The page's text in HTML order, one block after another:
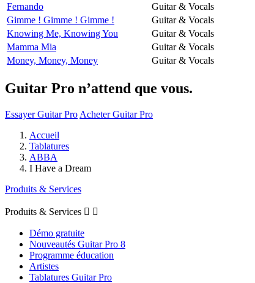
Fernando
Guitar & Vocals
Gimme ! Gimme ! Gimme !
Guitar & Vocals
Knowing Me, Knowing You
Guitar & Vocals
Mamma Mia
Guitar & Vocals
Money, Money, Money
Guitar & Vocals
Guitar Pro n’attend que vous.
Essayer Guitar Pro Acheter Guitar Pro
Accueil
Tablatures
ABBA
I Have a Dream
Produits & Services
Produits & Services  
Démo gratuite
Nouveautés Guitar Pro 8
Programme éducation
Artistes
Tablatures Guitar Pro